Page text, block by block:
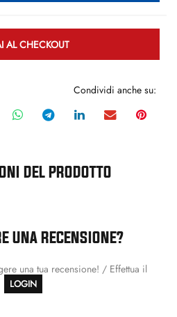
AL CHECKOUT
Condividi anche su:
DEL PRODOTTO
UNA RECENSIONE?
una tua recensione! / Effettua il
LOGIN